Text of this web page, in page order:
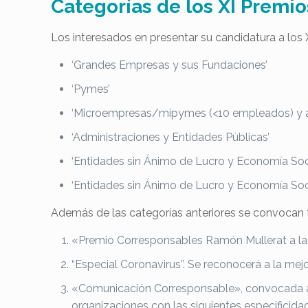
Categorías de los XI
Los interesados en presentar su candidatura a
‘Grandes Empresas y sus Fundaciones’
‘Pymes’
‘Microempresas/mipymes (<10 empleados) y
‘Administraciones y Entidades Públicas’
‘Entidades sin Ánimo de Lucro y Economía
‘Entidades sin Ánimo de Lucro y Economía
Además de las categorías anteriores se
«Premio Corresponsables Ramón Mullerat a
“Especial Coronavirus”. Se reconocerá a la
«Comunicación Corresponsable»,